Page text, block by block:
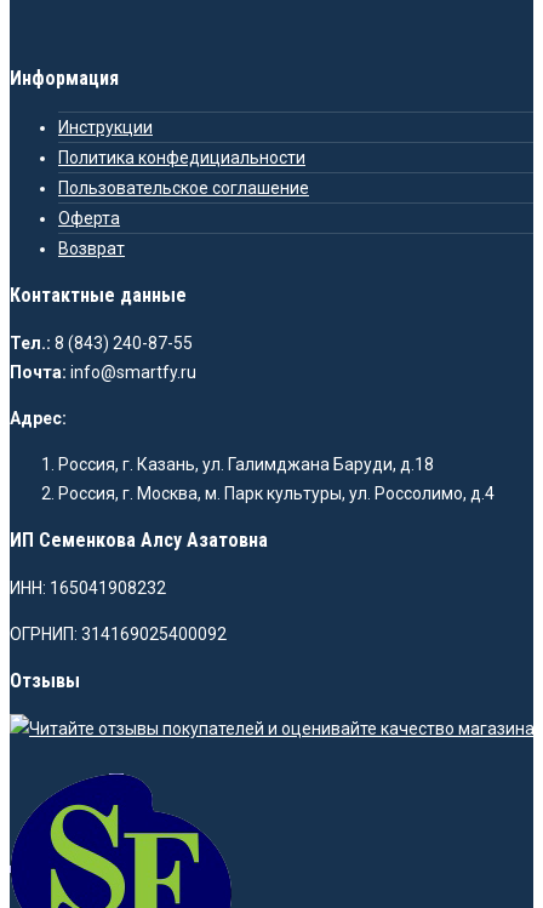
Информация
Инструкции
Политика конфедициальности
Пользовательское соглашение
Оферта
Возврат
Контактные данные
Тел.: 8 (843) 240-87-55
Почта: info@smartfy.ru
Адрес:
Россия, г. Казань, ул. Галимджана Баруди, д.18
Россия, г. Москва, м. Парк культуры, ул. Россолимо, д.4
ИП Семенкова Алсу Азатовна
ИНН: 165041908232
ОГРНИП: 314169025400092
Отзывы